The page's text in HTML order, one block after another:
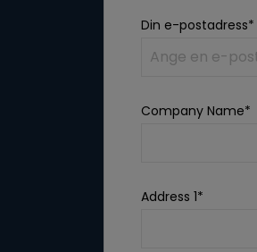
Din e-postadress*
Company Name*
Address 1*